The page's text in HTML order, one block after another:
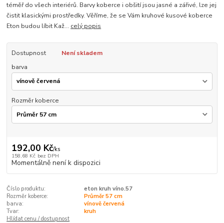
téměř do všech interiérů. Barvy koberce i obšití jsou jasné a zářivé, lze jej
čistit klasickými prostředky. Věříme, že se Vám kruhové kusové koberce
Eton budou líbit Kaž... celý popis
Dostupnost
Není skladem
barva
Rozměr koberce
192,00 Kč/ks
158,68 Kč bez DPH
Momentálně není k dispozici
Číslo produktu:
eton kruh víno.57
Rozměr koberce:
Průměr 57 cm
barva:
vínově červená
Tvar:
kruh
Hlídat cenu / dostupnost